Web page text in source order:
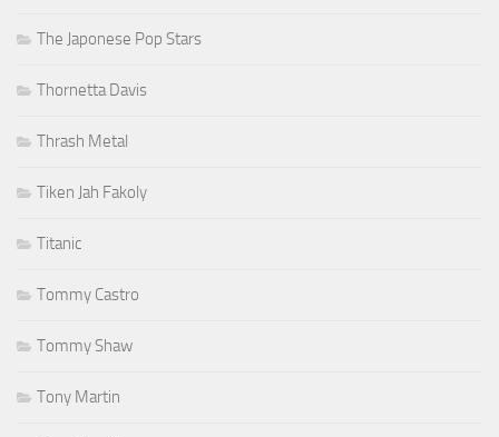
The Japonese Pop Stars
Thornetta Davis
Thrash Metal
Tiken Jah Fakoly
Titanic
Tommy Castro
Tommy Shaw
Tony Martin